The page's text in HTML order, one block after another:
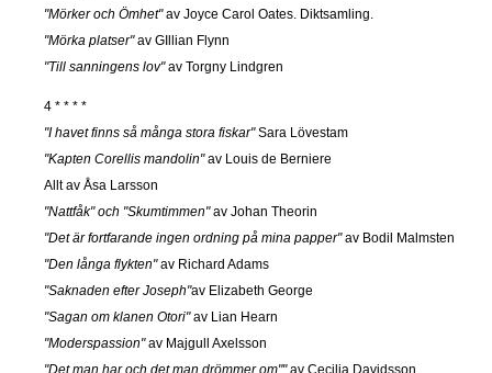
"Mörker och Ömhet"av Joyce Carol Oates. Diktsamling.
"Mörka platser"av GIllian Flynn
"Till sanningens lov"av Torgny Lindgren
4 * * * *
"I havet finns så många stora fiskar"Sara Lövestam
"Kapten Corellis mandolin"av Louis de Berniere
Allt av Åsa Larsson
"Nattfåk" och "Skumtimmen"av Johan Theorin
"Det är fortfarande ingen ordning på mina papper"av Bodil Malmsten
"Den långa flykten"av Richard Adams
"Saknaden efter Joseph"av Elizabeth George
"Sagan om klanen Otori"av Lian Hearn
"Moderspassion"av Majgull Axelsson
"Det man har och det man drömmer om""av Cecilia Davidsson